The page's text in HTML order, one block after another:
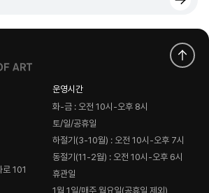
로 101
운영시간
화-금 : 오전 10시-오후 8시
토/일/공휴일
하절기(3-10월) : 오전 10시-오후 7시
동절기(11-2월) : 오전 10시-오후 6시
휴관일
1월 1일/매주 월요일(공휴일 제외)